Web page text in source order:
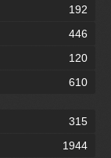
192
446
120
610
315
1944